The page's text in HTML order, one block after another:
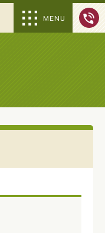
MENU